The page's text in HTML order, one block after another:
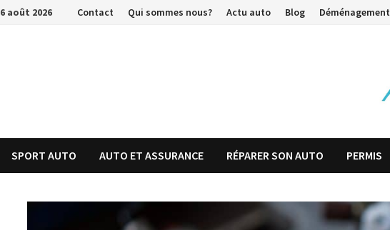
Passer
6 août 2026 Contact Qui sommes nous? Actu auto Blog Déménagement
SPORT AUTO AUTO ET ASSURANCE RÉPARER SON AUTO PERMIS